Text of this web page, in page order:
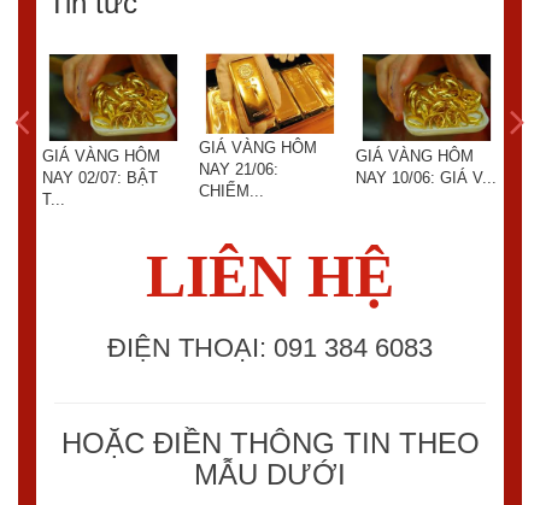
GIÁ VÀNG HÔM
NAY 02/07: BẬT
T...
GIÁ VÀNG HÔM
NAY 21/06:
CHIẾM...
GIÁ VÀNG HÔM
NAY 10/06: GIÁ V...
LIÊN HỆ
ĐIỆN THOẠI: 091 384 6083
HOẶC ĐIỀN THÔNG TIN THEO
MẪU DƯỚI